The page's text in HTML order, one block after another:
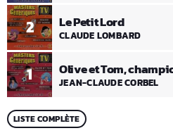
1 Olive et Tom,
JEAN-CLAUDE CORBEL
2 Le Petit Lord
CLAUDE LOMBARD
LISTE COMPLÈTE